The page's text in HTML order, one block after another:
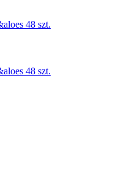
48 szt.
48 szt.